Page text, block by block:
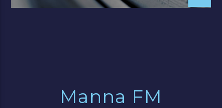
Manna FM